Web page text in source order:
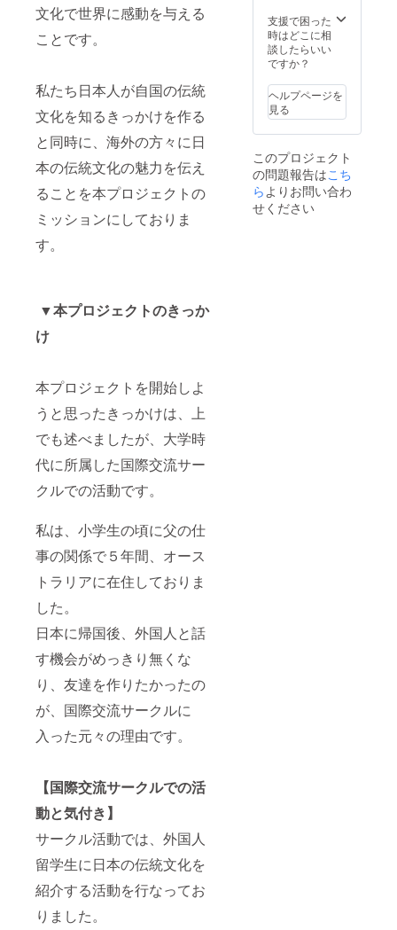
文化で世界に感動を与える
ことです。
私たち日本人が自国の伝統
文化を知るきっかけを作る
と同時に、海外の方々に日
本の伝統文化の魅力を伝え
ることを本プロジェクトの
ミッションにしておりま
す。
▼本プロジェクトのきっか
け
本プロジェクトを開始しよ
うと思ったきっかけは、上
でも述べましたが、大学時
代に所属した国際交流サー
クルでの活動です。
私は、小学生の頃に父の仕
事の関係で５年間、オース
トラリアに在住しておりま
した。
日本に帰国後、外国人と話
す機会がめっきり無くな
り、友達を作りたかったの
が、国際交流サークルに
入った元々の理由です。
【国際交流サークルでの活
動と気付き】
サークル活動では、外国人
留学生に日本の伝統文化を
紹介する活動を行なってお
りました。
ためです。
プロジェク
トについて
ですが、、
容からご確
認頂ければ
と思います
支援で困った
時はどこに相
談したらいい
ですか？
ヘルプページを
見る
このプロジェクト
の問題報告はこち
ら よりお問い合わ
せください